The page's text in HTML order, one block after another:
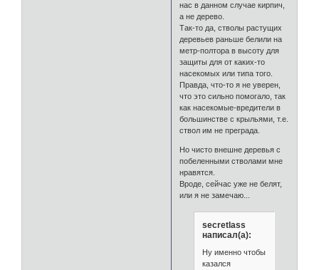
нас в данном случае кирпич,
а не дерево.
Так-то да, стволы растущих
деревьев раньше белили на
метр-полтора в высоту для
защиты для от каких-то
насекомых или типа того.
Правда, что-то я не уверен,
что это сильно помогало, так
как насекомые-вредители в
большинстве с крыльями, т.е.
ствол им не преграда.
Но чисто внешне деревья с
побеленными стволами мне
нравятся.
Вроде, сейчас уже не белят,
или я не замечаю...
secretlass
написал(а):
Ну именно чтобы
казался